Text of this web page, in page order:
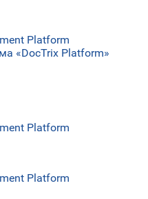
Platform
«DocTrix Platform»
Platform
Platform